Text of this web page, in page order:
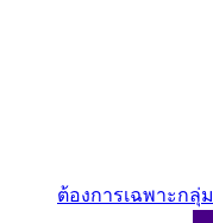
ต้องการเฉพาะกลุ่ม